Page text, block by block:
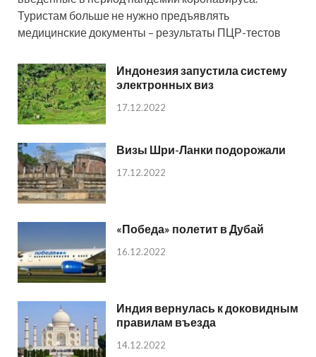
Туристам больше не нужно предъявлять
медицинские документы – результаты ПЦР-тестов
Индонезия запустила систему
электронных виз
17.12.2022
Визы Шри-Ланки подорожали
17.12.2022
«Победа» полетит в Дубай
16.12.2022
Индия вернулась к доковидным
правилам въезда
14.12.2022